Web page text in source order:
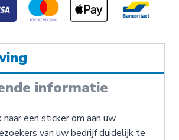
informatie
een sticker om aan uw
van uw bedrijf duidelijk te